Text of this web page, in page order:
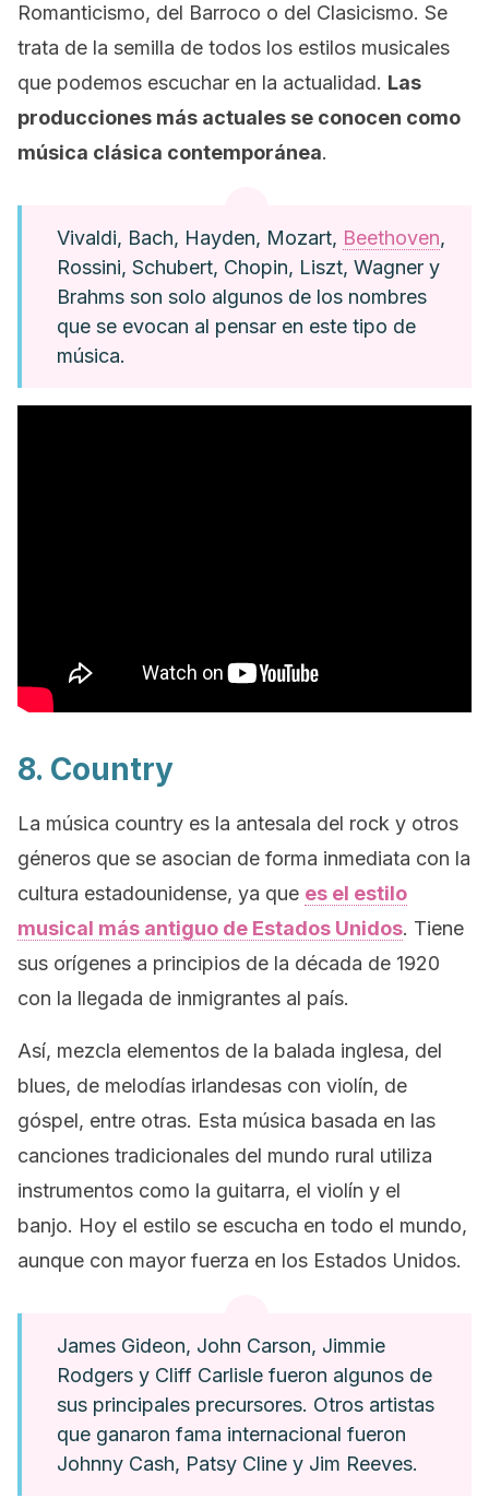
Romanticismo, del Barroco o del Clasicismo. Se
trata de la semilla de todos los estilos musicales
que podemos escuchar en la actualidad. Las
producciones más actuales se conocen como
música clásica contemporánea.
Vivaldi, Bach, Hayden, Mozart, Beethoven,
Rossini, Schubert, Chopin, Liszt, Wagner y
Brahms son solo algunos de los nombres
que se evocan al pensar en este tipo de
música.
8. Country
La música country es la antesala del rock y otros
géneros que se asocian de forma inmediata con la
cultura estadounidense, ya que es el estilo
musical más antiguo de Estados Unidos. Tiene
sus orígenes a principios de la década de 1920
con la llegada de inmigrantes al país.
Así, mezcla elementos de la balada inglesa, del
blues, de melodías irlandesas con violín, de
góspel, entre otras. Esta música basada en las
canciones tradicionales del mundo rural utiliza
instrumentos como la guitarra, el violín y el
banjo. Hoy el estilo se escucha en todo el mundo,
aunque con mayor fuerza en los Estados Unidos.
James Gideon, John Carson, Jimmie
Rodgers y Cliff Carlisle fueron algunos de
sus principales precursores. Otros artistas
que ganaron fama internacional fueron
Johnny Cash, Patsy Cline y Jim Reeves.